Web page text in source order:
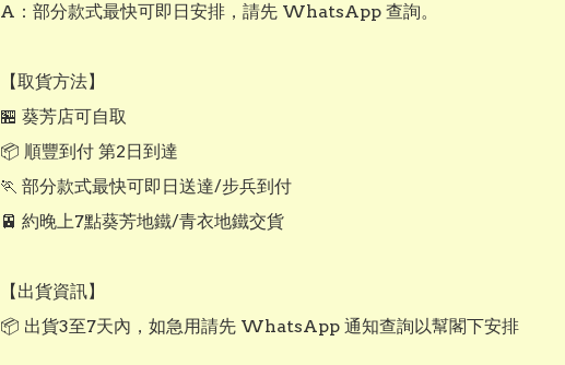
A：部分款式最快可即日安排，請先 WhatsApp 查詢。
【取貨方法】
🏪 葵芳店可自取
📦 順豐到付 第2日到達
🏃 部分款式最快可即日送達/步兵到付
🚈 約晚上7點葵芳地鐵/青衣地鐵交貨
【出貨資訊】
📦 出貨3至7天內，如急用請先 WhatsApp 通知查詢以幫閣下安排